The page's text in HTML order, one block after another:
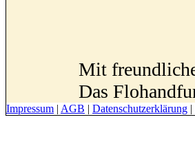
Mit
Das
Impressum | AGB | Datenschutzerklärung |